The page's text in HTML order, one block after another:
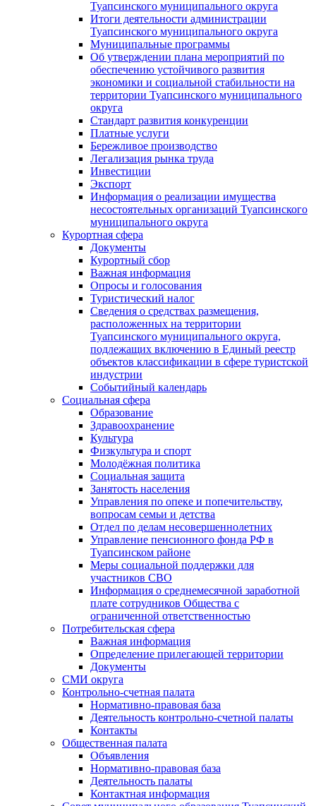
Туапсинского муниципального округа
Итоги деятельности администрации
Туапсинского муниципального округа
Муниципальные программы
Об утверждении плана мероприятий по
обеспечению устойчивого развития
экономики и социальной стабильности на
территории Туапсинского муниципального
округа
Стандарт развития конкуренции
Платные услуги
Бережливое производство
Легализация рынка труда
Инвестиции
Экспорт
Информация о реализации имущества
несостоятельных организаций Туапсинского
муниципального округа
Курортная сфера
Документы
Курортный сбор
Важная информация
Опросы и голосования
Туристический налог
Сведения о средствах размещения,
расположенных на территории
Туапсинского муниципального округа,
подлежащих включению в Единый реестр
объектов классификации в сфере туристской
индустрии
Событийный календарь
Социальная сфера
Образование
Здравоохранение
Культура
Физкультура и спорт
Молодёжная политика
Социальная защита
Занятость населения
Управления по опеке и попечительству,
вопросам семьи и детства
Отдел по делам несовершеннолетних
Управление пенсионного фонда РФ в
Туапсинском районе
Меры социальной поддержки для
участников СВО
Информация о среднемесячной заработной
плате сотрудников Общества с
ограниченной ответственностью
Потребительская сфера
Важная информация
Определение прилегающей территории
Документы
СМИ округа
Контрольно-счетная палата
Нормативно-правовая база
Деятельность контрольно-счетной палаты
Контакты
Общественная палата
Объявления
Нормативно-правовая база
Деятельность палаты
Контактная информация